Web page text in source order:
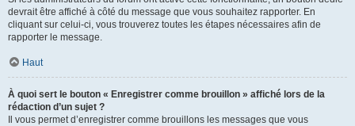
devrait être affiché à côté du message que vous souhaitez rapporter. En
cliquant sur celui-ci, vous trouverez toutes les étapes nécessaires afin de
rapporter le message.
Haut
À quoi sert le bouton « Enregistrer comme brouillon » affiché lors de la
rédaction d’un sujet ?
Il vous permet d’enregistrer comme brouillons les messages que vous